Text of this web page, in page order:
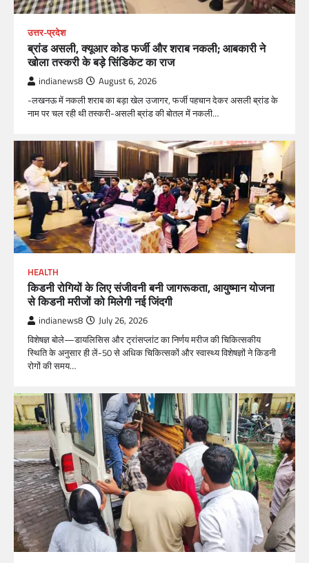
उत्तर-प्रदेश
ब्रांड असली, क्यूआर कोड फर्जी और शराब नकली; आबकारी ने
खोला तस्करी के बड़े सिंडिकेट का राज
indianews8 August 6, 2026
-लखनऊ में नकली शराब का बड़ा खेल उजागर, फर्जी पहचान देकर असली ब्रांड के
नाम पर चल रही थी तस्करी-असली ब्रांड की बोतल में नकली…
HEALTH
किडनी रोगियों के लिए संजीवनी बनी जागरूकता, आयुष्मान योजना
से किडनी मरीजों को मिलेगी नई जिंदगी
indianews8 July 26, 2026
विशेषज्ञ बोले—डायलिसिस और ट्रांसप्लांट का निर्णय मरीज की चिकित्सकीय
स्थिति के अनुसार ही लें-50 से अधिक चिकित्सकों और स्वास्थ्य विशेषज्ञों ने किडनी
रोगों की समय…